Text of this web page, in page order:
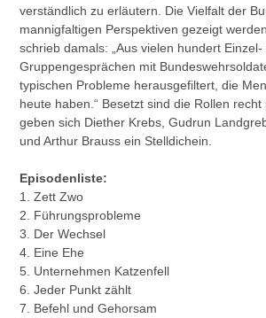
verständlich zu erläutern. Die Vielfalt der
mannigfaltigen Perspektiven gezeigt
schrieb damals: „Aus vielen hundert Einzel-
Gruppengesprächen mit
typischen Probleme herausgefiltert, die
heute haben.“ Besetzt sind die Rollen recht
geben sich Diether Krebs, Gudrun
und Arthur Brauss ein Stelldichein.
Episodenliste:
1. Zett Zwo
2. Führungsprobleme
3. Der Wechsel
4. Eine Ehe
5. Unternehmen Katzenfell
6. Jeder Punkt zählt
7. Befehl und Gehorsam